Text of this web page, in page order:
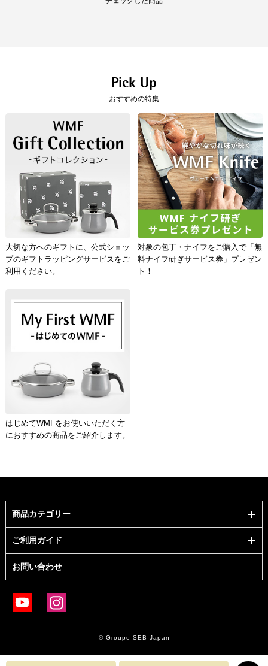
書をご確認の上、お使いください。
IHを含むオール熱源対応
取っ手が中空になっていて
熱くなりにくい
安心の10年保証
※保証の対象は同梱している保証書を
ご確認ください。
信頼のドイツ製
Pick Up
おすすめの特集
大切な方へのギフトに、公式ショッ
プのギフトラッピングサービスをご
利用ください。
対象の包丁・ナイフをご購入で「無
料ナイフ研ぎサービス券」プレゼン
ト！
はじめてWMFをお使いいただく方
におすすめの商品をご紹介します。
商品カテゴリー
ご利用ガイド
お問い合わせ
© Groupe SEB Japan